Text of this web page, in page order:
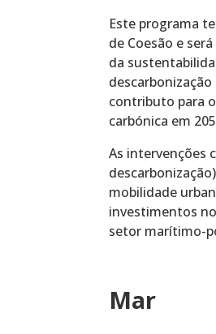
Este programa
de Coesão e
da
contributo para
carbónica em
As intervenções
mobilidade
investimentos
setor marítimo-
Mar